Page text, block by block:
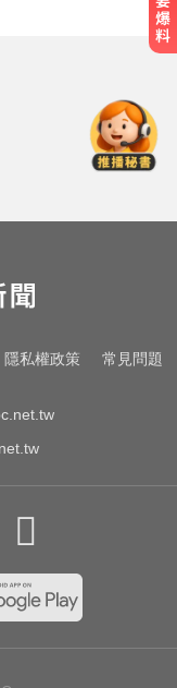
說話
「喝水
隱私權政策 常見問題